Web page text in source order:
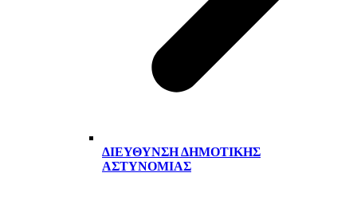
ΔΙΕΎΘΥΝΣΗ ΔΗΜΟΤΙΚΉΣ
ΑΣΤΥΝΟΜΊΑΣ